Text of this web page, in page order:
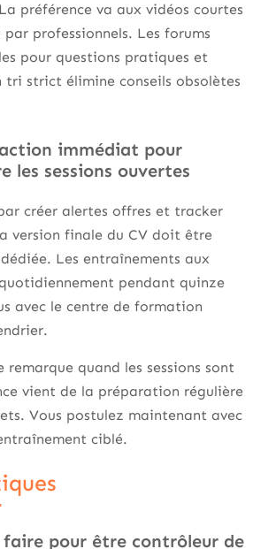
préférence va aux vidéos courtes
professionnels. Les forums
pour questions pratiques et
tri strict élimine conseils obsolètes
immédiat pour
les sessions ouvertes
créer alertes offres et tracker
version finale du CV doit être
Les entraînements aux
pendant quinze
avec le centre de formation
remarque quand les sessions sont
vient de la préparation régulière
Vous postulez maintenant avec
ciblé.
faire pour être contrôleur de